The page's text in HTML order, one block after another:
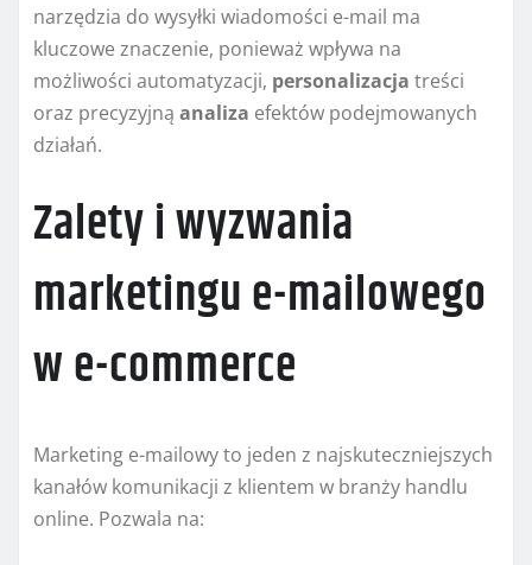
narzędzia do wysyłki wiadomości e-mail ma
kluczowe znaczenie, ponieważ wpływa na
możliwości automatyzacji, personalizacja treści
oraz precyzyjną analiza efektów podejmowanych
działań.
Zalety i wyzwania
marketingu e-mailowego
w e-commerce
Marketing e-mailowy to jeden z najskuteczniejszych
kanałów komunikacji z klientem w branży handlu
online. Pozwala na: